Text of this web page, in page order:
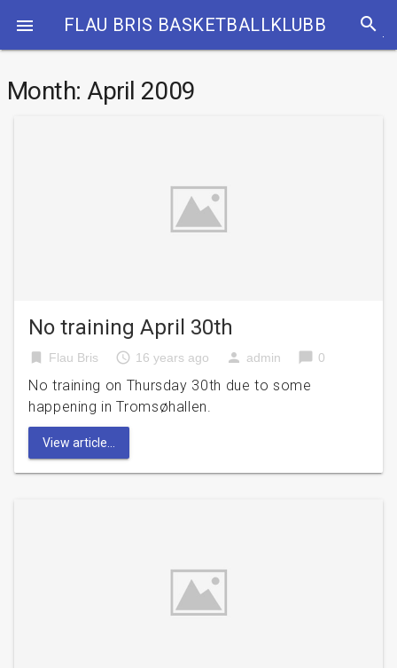
 FLAU BRIS BASKETBALLKLUBB search
Month: April 2009
No training April 30th
bookmark Flau Bris access_time 16 years ago person admin chat_bubble 0
No training on Thursday 30th due to some
happening in Tromsøhallen.
View article...